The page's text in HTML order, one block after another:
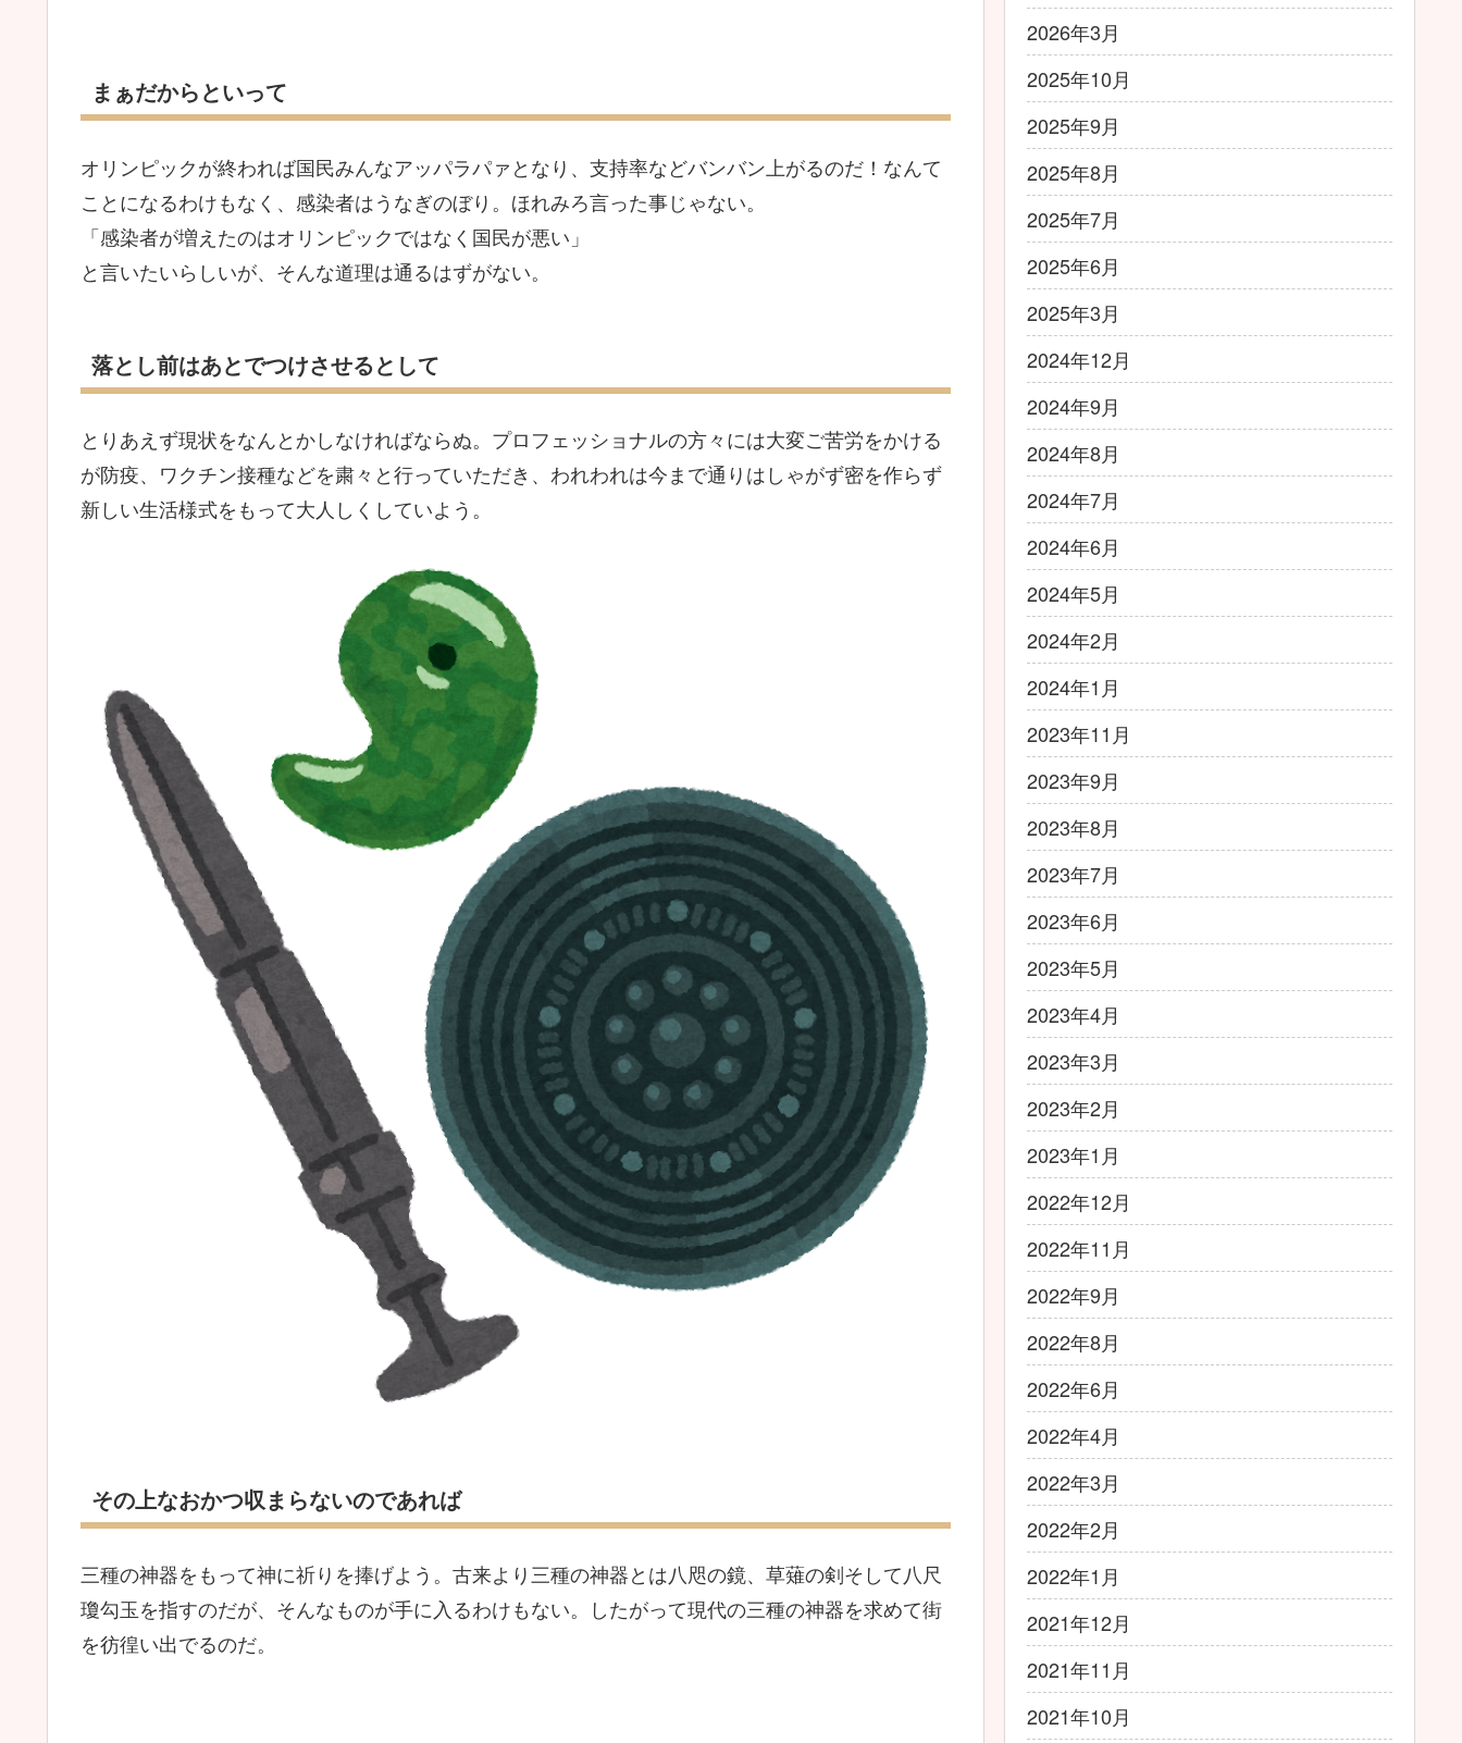
まぁだからといって
オリンピックが終われば国民みんなアッパラパァとなり、支持率などバンバン上がるのだ！なんて
ことになるわけもなく、感染者はうなぎのぼり。ほれみろ言った事じゃない。
「感染者が増えたのはオリンピックではなく国民が悪い」
と言いたいらしいが、そんな道理は通るはずがない。
落とし前はあとでつけさせるとして
とりあえず現状をなんとかしなければならぬ。プロフェッショナルの方々には大変ご苦労をかける
が防疫、ワクチン接種などを粛々と行っていただき、われわれは今まで通りはしゃがず密を作らず
新しい生活様式をもって大人しくしていよう。
その上なおかつ収まらないのであれば
三種の神器をもって神に祈りを捧げよう。古来より三種の神器とは八咫の鏡、草薙の剣そして八尺
瓊勾玉を指すのだが、そんなものが手に入るわけもない。したがって現代の三種の神器を求めて街
を彷徨い出でるのだ。
2026年3月
2025年10月
2025年9月
2025年8月
2025年7月
2025年6月
2025年3月
2024年12月
2024年9月
2024年8月
2024年7月
2024年6月
2024年5月
2024年2月
2024年1月
2023年11月
2023年9月
2023年8月
2023年7月
2023年6月
2023年5月
2023年4月
2023年3月
2023年2月
2023年1月
2022年12月
2022年11月
2022年9月
2022年8月
2022年6月
2022年4月
2022年3月
2022年2月
2022年1月
2021年12月
2021年11月
2021年10月